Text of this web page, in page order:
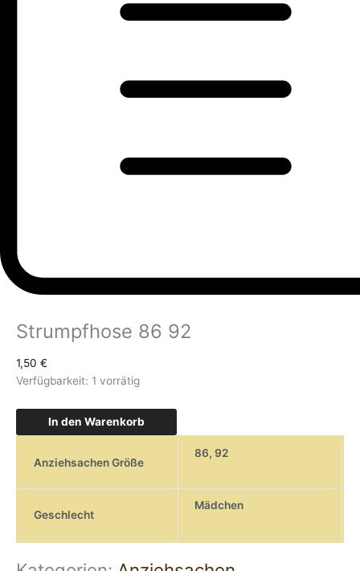
Strumpfhose 86 92
1,50 €
Verfügbarkeit: 1 vorrätig
In den Warenkorb
Anziehsachen Größe
86, 92
Geschlecht
Mädchen